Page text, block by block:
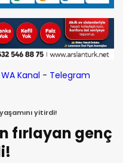
WA Kanal - Telegram
yitirdi!
fırlayan genç